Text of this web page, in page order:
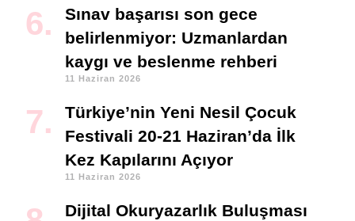
Sınav başarısı son gece
belirlenmiyor: Uzmanlardan
kaygı ve beslenme rehberi
11 Haziran 2026
Türkiye’nin Yeni Nesil Çocuk
Festivali 20-21 Haziran’da İlk
Kez Kapılarını Açıyor
11 Haziran 2026
Dijital Okuryazarlık Buluşması